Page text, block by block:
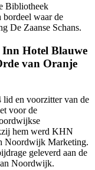
Bibliotheek
waar de
De Zaanse Schans.
Hotel Blauwe
van Oranje
lid en voorzitter van de
voor de
hem werd KHN
Noordwijk Marketing.
geleverd aan de
Noordwijk.